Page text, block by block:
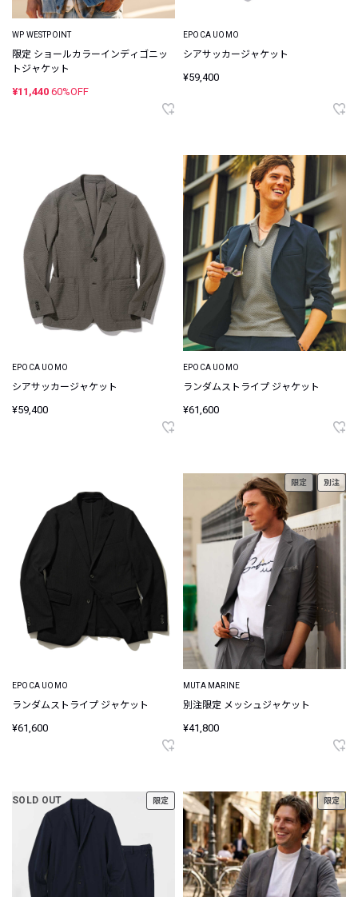
WP WESTPOINT
限定 ショールカラーインディゴニッ
トジャケット
¥11,440 60%OFF
EPOCA UOMO
シアサッカージャケット
¥59,400
EPOCA UOMO
シアサッカージャケット
¥59,400
EPOCA UOMO
ランダムストライプ ジャケット
¥61,600
EPOCA UOMO
ランダムストライプ ジャケット
¥61,600
限定 別注
MUTA MARINE
別注限定 メッシュジャケット
¥41,800
SOLD OUT 限定 限定